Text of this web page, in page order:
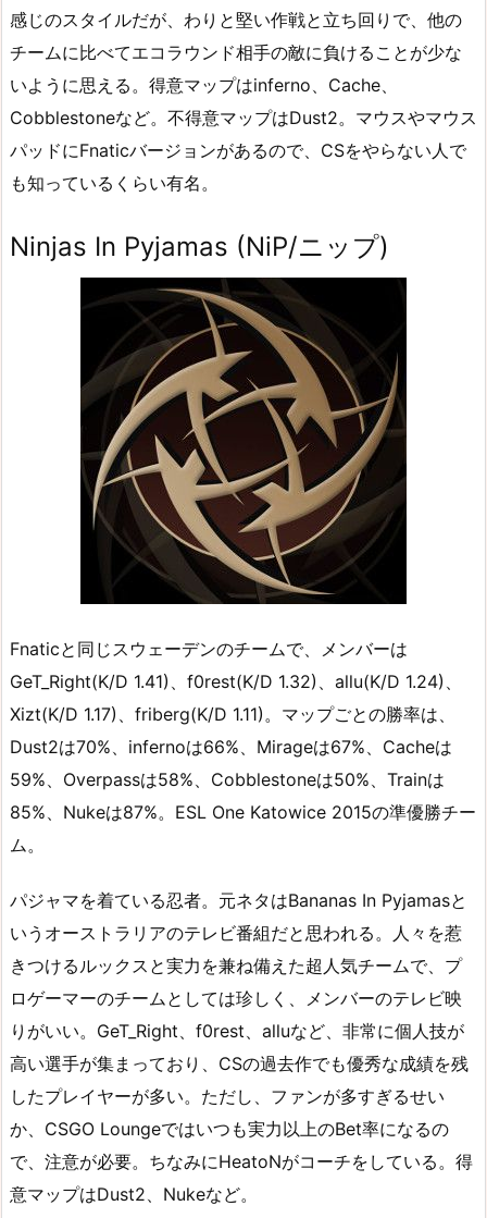
感じのスタイルだが、わりと堅い作戦と立ち回りで、他の
チームに比べてエコラウンド相手の敵に負けることが少な
いように思える。得意マップはinferno、Cache、
Cobblestoneなど。不得意マップはDust2。マウスやマウス
パッドにFnaticバージョンがあるので、CSをやらない人で
も知っているくらい有名。
Ninjas In Pyjamas (NiP/ニップ)
Fnaticと同じスウェーデンのチームで、メンバーは
GeT_Right(K/D 1.41)、f0rest(K/D 1.32)、allu(K/D 1.24)、
Xizt(K/D 1.17)、friberg(K/D 1.11)。マップごとの勝率は、
Dust2は70%、infernoは66%、Mirageは67%、Cacheは
59%、Overpassは58%、Cobblestoneは50%、Trainは
85%、Nukeは87%。ESL One Katowice 2015の準優勝チー
ム。
パジャマを着ている忍者。元ネタはBananas In Pyjamasと
いうオーストラリアのテレビ番組だと思われる。人々を惹
きつけるルックスと実力を兼ね備えた超人気チームで、プ
ロゲーマーのチームとしては珍しく、メンバーのテレビ映
りがいい。GeT_Right、f0rest、alluなど、非常に個人技が
高い選手が集まっており、CSの過去作でも優秀な成績を残
したプレイヤーが多い。ただし、ファンが多すぎるせい
か、CSGO Loungeではいつも実力以上のBet率になるの
で、注意が必要。ちなみにHeatoNがコーチをしている。得
意マップはDust2、Nukeなど。